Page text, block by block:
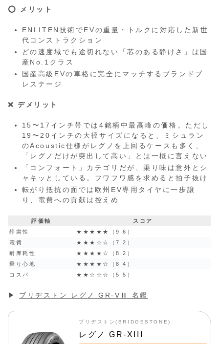
⭕️ メリット
ENLITEN技術でEVの重量・トルクに対応した新世
代コンストラクション
どの速度域でも途切れない「芯のある静けさ」は国
産No.1クラス
国産高級EVの車格に完全にマッチするブランドプ
レステージ
❌ デメリット
15〜17インチ帯では4銘柄中最高峰の価格。ただし
19〜20インチの大径サイズになると、ミシュラン
のAcoustic仕様がレグノを上回るケースも多く、
「レグノだけが突出して高い」とは一概に言えない
「コンフォート」カテゴリだが、乗り味は意外とシ
ャキッとしている。フワフワ感を求めると拍子抜け
転がり抵抗の面では欧州EV専用タイヤに一歩譲
り、電費への貢献は控えめ
評価軸
スコア
静粛性
★★★★★（9.6）
電費
★★★☆☆（7.2）
耐摩耗性
★★★★☆（8.2）
乗り心地
★★★★☆（8.4）
コスパ
★★☆☆☆（5.5）
▶︎ ブリヂストン レグノ GR-VⅢ 名鑑
ブリヂストン(BRIDGESTONE)
レグノ GR-XIII